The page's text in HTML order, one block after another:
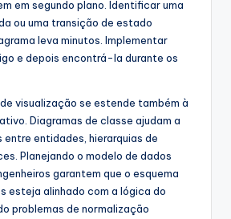
em segundo plano. Identificar uma
ou uma transição de estado
leva minutos. Implementar
e depois encontrá-la durante os
visualização se estende também à
Diagramas de classe ajudam a
entre entidades, hierarquias de
Planejando o modelo de dados
garantem que o esquema
esteja alinhado com a lógica do
problemas de normalização